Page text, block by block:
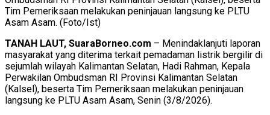
Tim Pemeriksaan melakukan peninjauan langsung ke PLTU
Asam Asam. (Foto/Ist)
TANAH LAUT, SuaraBorneo.com – Menindaklanjuti laporan
masyarakat yang diterima terkait pemadaman listrik bergilir di
sejumlah wilayah Kalimantan Selatan, Hadi Rahman, Kepala
Perwakilan Ombudsman RI Provinsi Kalimantan Selatan
(Kalsel), beserta Tim Pemeriksaan melakukan peninjauan
langsung ke PLTU Asam Asam, Senin (3/8/2026).